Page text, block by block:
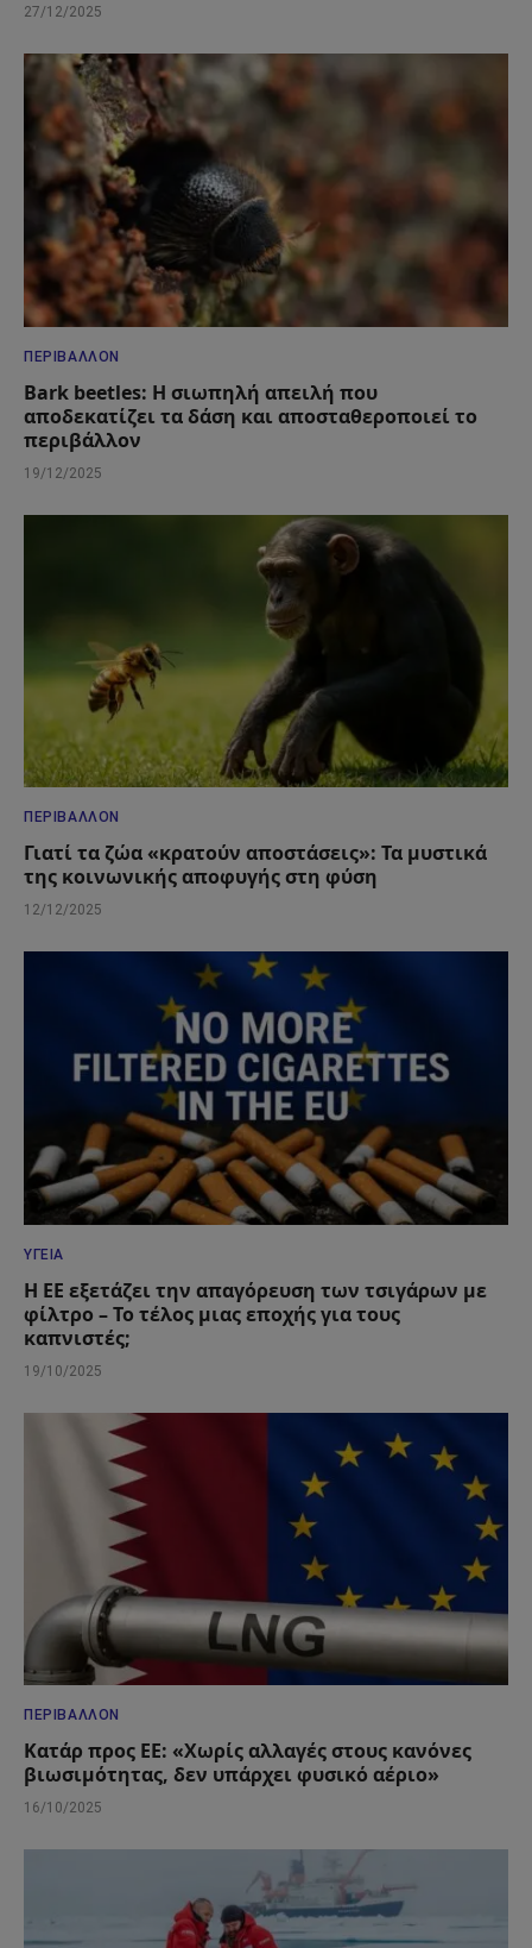
27/12/2025
ΠΕΡΙΒΆΛΛΟΝ
Bark beetles: Η σιωπηλή απειλή που
αποδεκατίζει τα δάση και αποσταθεροποιεί το
περιβάλλον
19/12/2025
ΠΕΡΙΒΆΛΛΟΝ
Γιατί τα ζώα «κρατούν αποστάσεις»: Τα μυστικά
της κοινωνικής αποφυγής στη φύση
12/12/2025
ΥΓΕΊΑ
Η ΕΕ εξετάζει την απαγόρευση των τσιγάρων με
φίλτρο – Το τέλος μιας εποχής για τους
καπνιστές;
19/10/2025
ΠΕΡΙΒΆΛΛΟΝ
Κατάρ προς ΕΕ: «Χωρίς αλλαγές στους κανόνες
βιωσιμότητας, δεν υπάρχει φυσικό αέριο»
16/10/2025